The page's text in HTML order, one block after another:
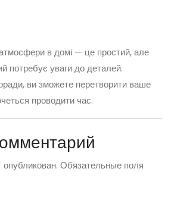
в домі — це простий, але
потребує уваги до деталей.
ви зможете перетворити ваше
проводити час.
Обязательные поля